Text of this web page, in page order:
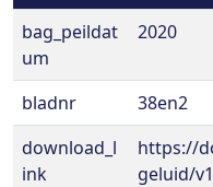
bag_peildat
um
2020
bladnr
38en2
download_l
ink
https://
geluid/